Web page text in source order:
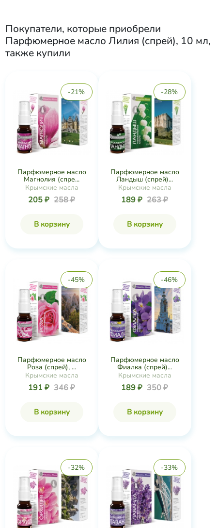
Покупатели, которые приобрели
Парфюмерное масло Лилия (спрей), 10 мл,
также купили
-21%
Парфюмерное масло
Магнолия (спре...
Крымские масла
205 ₽ 258 ₽
В корзину
-28%
Парфюмерное масло
Ландыш (спрей)...
Крымские масла
189 ₽ 263 ₽
В корзину
-45%
Парфюмерное масло
Роза (спрей), ...
Крымские масла
191 ₽ 346 ₽
В корзину
-46%
Парфюмерное масло
Фиалка (спрей)...
Крымские масла
189 ₽ 350 ₽
В корзину
-32% -33%